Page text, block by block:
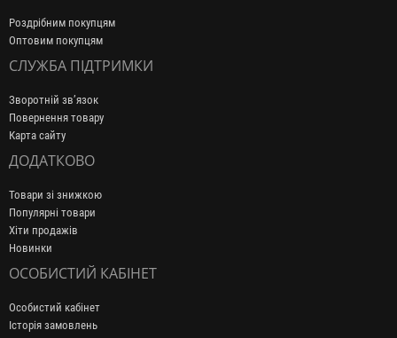
Роздрібним покупцям
Оптовим покупцям
СЛУЖБА ПІДТРИМКИ
Зворотній зв’язок
Повернення товару
Карта сайту
ДОДАТКОВО
Товари зі знижкою
Популярні товари
Хіти продажів
Новинки
ОСОБИСТИЙ КАБІНЕТ
Особистий кабінет
Історія замовлень